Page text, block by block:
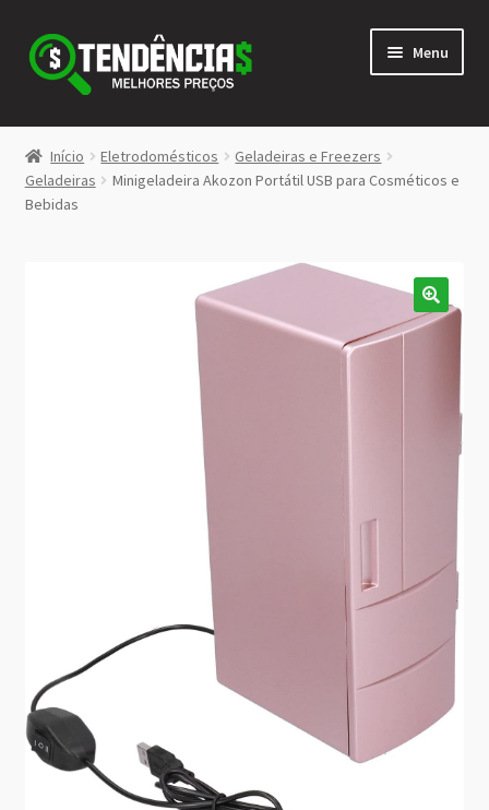
Pular
para
navegação
Pular
para
conteúdo
Menu
LOJA
<>
Início Eletrodomésticos
Geladeiras e Freezers
Geladeiras
Minigeladeira Akozon Portátil USB para Cosméticos e
Bebidas